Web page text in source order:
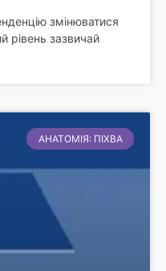
змінюватися
рівень зазвичай
АНАТОМІЯ: ПІХВА